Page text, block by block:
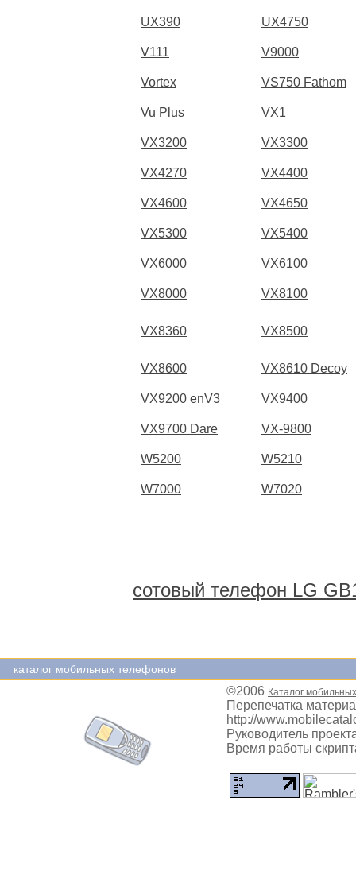
UX390 UX4750
V111 V9000
Vortex VS750 Fathom
Vu Plus VX1
VX3200 VX3300
VX4270 VX4400
VX4600 VX4650
VX5300 VX5400
VX6000 VX6100
VX8000 VX8100
VX8360 VX8500
VX8600 VX8610 Decoy
VX9200 enV3 VX9400
VX9700 Dare VX-9800
W5200 W5210
W7000 W7020
сотовый телефон LG
каталог мобильных телефонов
©2006 Каталог
Перепечатка
http://
Руководитель
Время работы